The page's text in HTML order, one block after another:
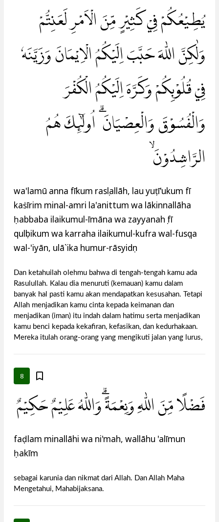
يُطِيْعُكُمْ فِيْ كَثِيْرٍ مِّنَ الْاَمْرِ لَعَنِتُّمْ
وَلٰكِنَّ اللّٰهَ حَبَّبَ اِلَيْكُمُ الْاِيْمَانَ وَزَيَّنَهٗ
فِيْ قُلُوْبِكُمْ وَكَرَّهَ اِلَيْكُمُ الْكُفْرَ
وَالْفُسُوْقَ وَالْعِصْيَانَ ۗ اُولٰۤىِٕكَ هُمُ
الرَّاشِدُوْنَۙ
wa'lamū anna fīkum rasụlallāh, lau yuṭī'ukum fī
kaṡīrim minal-amri la'anittum wa lākinnallāha
ḥabbaba ilaikumul-īmāna wa zayyanahụ fī
qulụbikum wa karraha ilaikumul-kufra wal-fusụqa
wal-'iṣyān, ulā`ika humur-rāsyidụn
Dan ketahuilah olehmu bahwa di tengah-tengah kamu ada
Rasulullah. Kalau dia menuruti (kemauan) kamu dalam
banyak hal pasti kamu akan mendapatkan kesusahan. Tetapi
Allah menjadikan kamu cinta kepada keimanan dan
menjadikan (iman) itu indah dalam hatimu serta menjadikan
kamu benci kepada kekafiran, kefasikan, dan kedurhakaan.
Mereka itulah orang-orang yang mengikuti jalan yang lurus,
8
فَضْلًا مِّنَ اللّٰهِ وَنِعْمَةً ۗوَاللّٰهُ عَلِيْمٌ حَكِيْمٌ
faḍlam minallāhi wa ni'mah, wallāhu 'alīmun
ḥakīm
sebagai karunia dan nikmat dari Allah. Dan Allah Maha
Mengetahui, Mahabijaksana.